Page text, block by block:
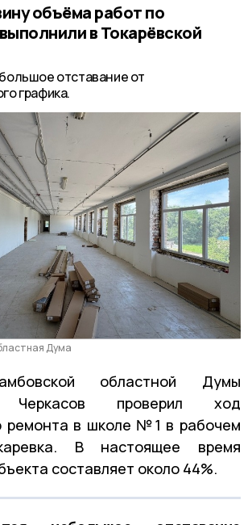
объёма работ по
в Токарёвской
отставание от
графика.
Дума
областной Думы
Черкасов проверил ход
ремонта в школе №1 в рабочем
В настоящее время
составляет около 44%.